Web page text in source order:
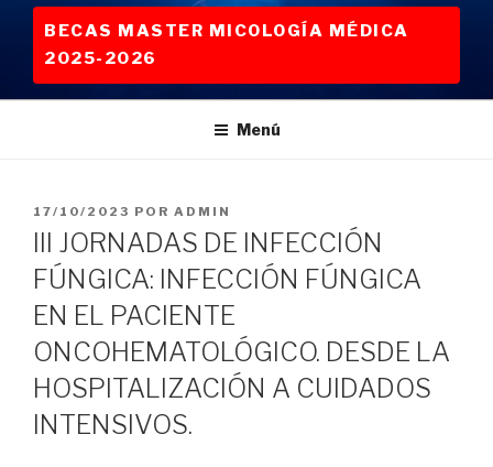
BECAS MASTER MICOLOGÍA MÉDICA
2025-2026
Menú
PUBLICADO
EL
17/10/2023 POR ADMIN
III JORNADAS DE INFECCIÓN
FÚNGICA: INFECCIÓN FÚNGICA
EN EL PACIENTE
ONCOHEMATOLÓGICO. DESDE LA
HOSPITALIZACIÓN A CUIDADOS
INTENSIVOS.